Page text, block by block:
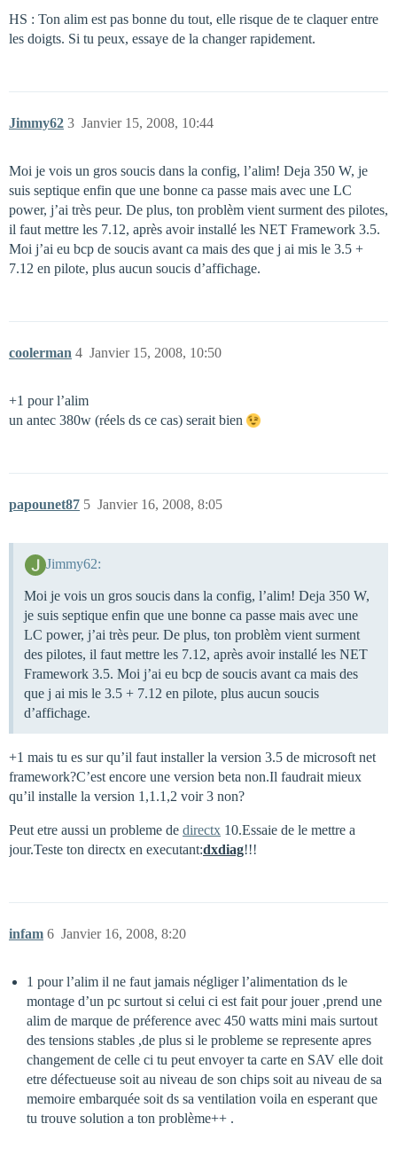
HS : Ton alim est pas bonne du tout, elle risque de te claquer entre
les doigts. Si tu peux, essaye de la changer rapidement.
Jimmy62 Janvier 15, 2008, 10:44
3
Moi je vois un gros soucis dans la config, l’alim! Deja 350 W, je
suis septique enfin que une bonne ca passe mais avec une LC
power, j’ai très peur. De plus, ton problèm vient surment des pilotes,
il faut mettre les 7.12, après avoir installé les NET Framework 3.5.
Moi j’ai eu bcp de soucis avant ca mais des que j ai mis le 3.5 +
7.12 en pilote, plus aucun soucis d’affichage.
coolerman Janvier 15, 2008, 10:50
4
+1 pour l’alim
un antec 380w (réels ds ce cas) serait bien
papounet87 Janvier 16, 2008, 8:05
5
Jimmy62:
Moi je vois un gros soucis dans la config, l’alim! Deja 350 W,
je suis septique enfin que une bonne ca passe mais avec une
LC power, j’ai très peur. De plus, ton problèm vient surment
des pilotes, il faut mettre les 7.12, après avoir installé les NET
Framework 3.5. Moi j’ai eu bcp de soucis avant ca mais des
que j ai mis le 3.5 + 7.12 en pilote, plus aucun soucis
d’affichage.
+1 mais tu es sur qu’il faut installer la version 3.5 de microsoft net
framework?C’est encore une version beta non.Il faudrait mieux
qu’il installe la version 1,1.1,2 voir 3 non?
Peut etre aussi un probleme de directx 10.Essaie de le mettre a
jour.Teste ton directx en executant:dxdiag!!!
infam Janvier 16, 2008, 8:20
6
1 pour l’alim il ne faut jamais négliger l’alimentation ds le
montage d’un pc surtout si celui ci est fait pour jouer ,prend une
alim de marque de préference avec 450 watts mini mais surtout
des tensions stables ,de plus si le probleme se represente apres
changement de celle ci tu peut envoyer ta carte en SAV elle doit
etre défectueuse soit au niveau de son chips soit au niveau de sa
memoire embarquée soit ds sa ventilation voila en esperant que
tu trouve solution a ton problème++ .